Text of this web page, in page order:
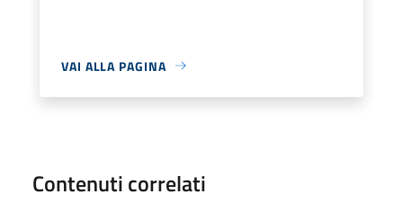
VAI ALLA PAGINA
Contenuti correlati